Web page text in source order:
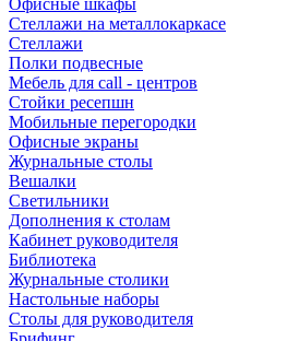
Офисные шкафы
Стеллажи на металлокаркасе
Стеллажи
Полки подвесные
Мебель для call - центров
Стойки ресепшн
Мобильные перегородки
Офисные экраны
Журнальные столы
Вешалки
Светильники
Дополнения к столам
Кабинет руководителя
Библиотека
Журнальные столики
Настольные наборы
Столы для руководителя